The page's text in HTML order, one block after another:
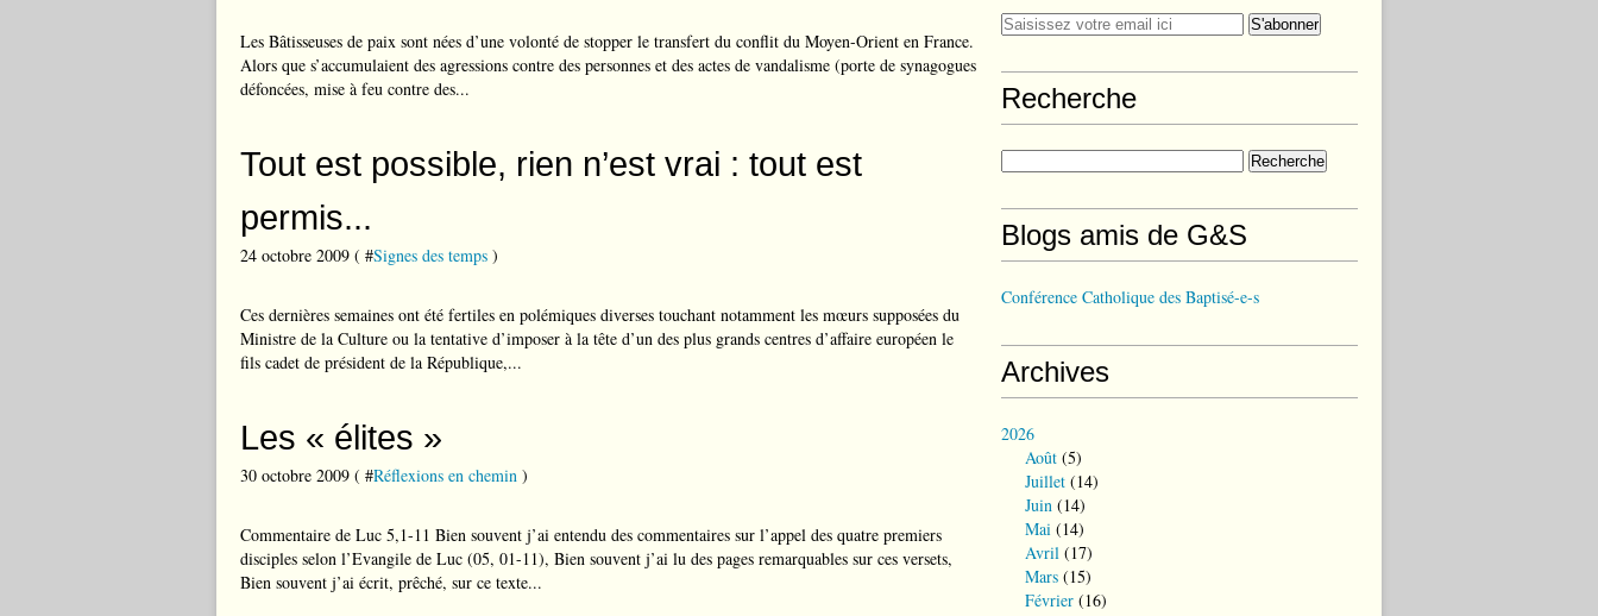
Les Bâtisseuses de paix sont nées d’une volonté de stopper le transfert du conflit du Moyen-Orient en France.
Alors que s’accumulaient des agressions contre des personnes et des actes de vandalisme (porte de synagogues
défoncées, mise à feu contre des...
Tout est possible, rien n’est vrai : tout est
permis...
24 octobre 2009 ( #Signes des temps )
Ces dernières semaines ont été fertiles en polémiques diverses touchant notamment les mœurs supposées du
Ministre de la Culture ou la tentative d’imposer à la tête d’un des plus grands centres d’affaire européen le
fils cadet de président de la République,...
Les « élites »
30 octobre 2009 ( #Réflexions en chemin )
Commentaire de Luc 5,1-11 Bien souvent j’ai entendu des commentaires sur l’appel des quatre premiers
disciples selon l’Evangile de Luc (05, 01-11), Bien souvent j’ai lu des pages remarquables sur ces versets,
Bien souvent j’ai écrit, prêché, sur ce texte...
Recherche
Blogs amis de G&S
Conférence Catholique des Baptisé-e-s
Archives
2026
Août (5)
Juillet (14)
Juin (14)
Mai (14)
Avril (17)
Mars (15)
Février (16)